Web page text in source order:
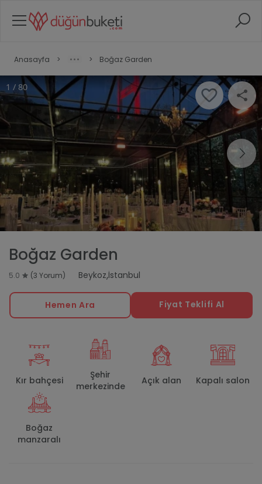
Anasayfa > > Boğaz Garden
1 / 80
Boğaz Garden
5.0 (3 Yorum) Beykoz,İstanbul
Hemen Ara Fiyat Teklifi Al
Kır bahçesi
Şehir
merkezinde
Açık alan Kapalı salon
Boğaz
manzaralı